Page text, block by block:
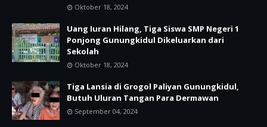
Oktober 18, 2024
Uang Iuran Hilang, Tiga Siswa SMP Negeri 1
Ponjong Gunungkidul Dikeluarkan dari
Sekolah
Oktober 18, 2024
Tiga Lansia di Grogol Paliyan Gunungkidul,
Butuh Uluran Tangan Para Dermawan
September 04, 2024